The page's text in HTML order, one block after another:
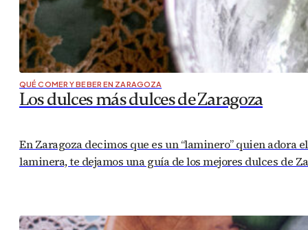
QUÉ COMER Y BEBER EN ZARAGOZA
Los dulces más dulces de Zaragoza
En Zaragoza decimos que es un “laminero” quien adora
laminera, te dejamos una guía de los mejores dulces de